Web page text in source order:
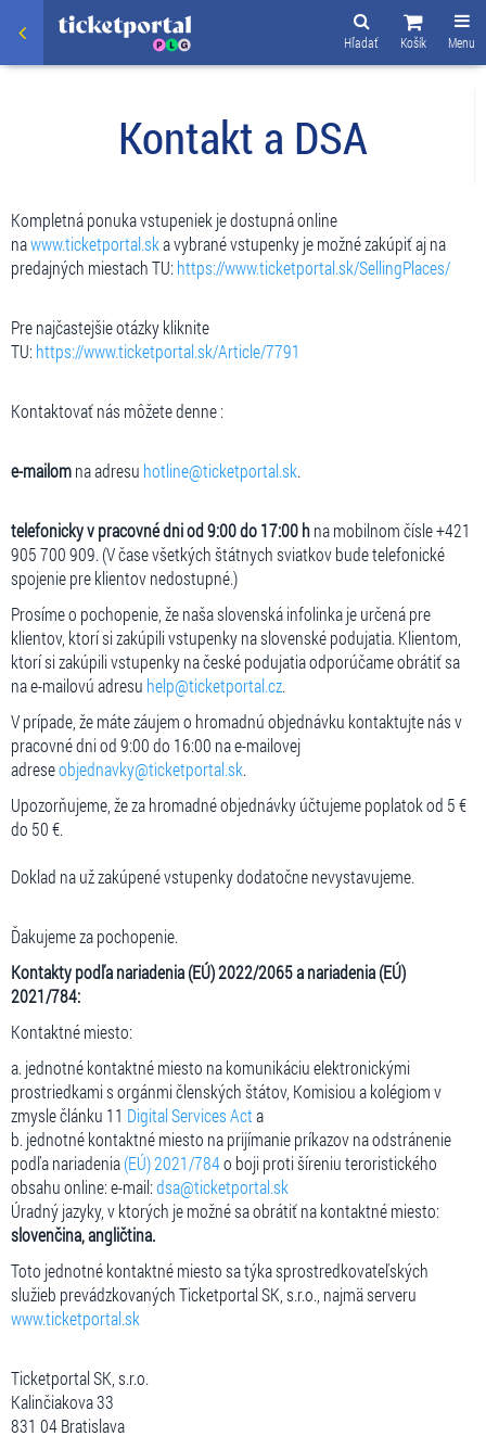
Menu
Košík
Hľadať
Kontakt a DSA
Kompletná ponuka vstupeniek je dostupná online
nawww.ticketportal.ska vybrané vstupenky je možné zakúpiť aj na
predajných miestach TU: https://www.ticketportal.sk/SellingPlaces/
Pre najčastejšie otázky kliknite
TU: https://www.ticketportal.sk/Article/7791
Kontaktovať nás môžete denne :
e-mailomna adresu hotline@ticketportal.sk.
telefonicky v pracovné dni od 9:00 do 17:00 hna mobilnom čísle +421
905 700 909. (V čase všetkých štátnych sviatkov bude telefonické
spojenie pre klientov nedostupné.)
Prosíme o pochopenie, že naša slovenská infolinka je určená pre
klientov, ktorí si zakúpili vstupenky na slovenské podujatia. Klientom,
ktorí si zakúpili vstupenky na české podujatia odporúčame obrátiť sa
na e-mailovú adresu help@ticketportal.cz.
V prípade, že máte záujem o hromadnú objednávku kontaktujte nás v
pracovné dni od 9:00 do 16:00 na e-mailovej
adreseobjednavky@ticketportal.sk.
Upozorňujeme, že za hromadné objednávky účtujeme poplatok od 5 €
do 50 €.
Doklad na už zakúpené vstupenky dodatočne nevystavujeme.
Ďakujeme za pochopenie.
Kontakty podľa nariadenia (EÚ) 2022/2065 a nariadenia (EÚ)
2021/784:
Kontaktné miesto:
a. jednotné kontaktné miesto na komunikáciu elektronickými
prostriedkami s orgánmi členských štátov, Komisiou a kolégiom v
zmysle článku 11 Digital Services Acta
b. jednotné kontaktné miesto na prijímanie príkazov na odstránenie
podľa nariadenia(EÚ) 2021/784o boji proti šíreniu teroristického
obsahu online: e-mail:dsa@ticketportal.sk
Úradný jazyky, v ktorých je možné sa obrátiť na kontaktné miesto:
slovenčina, angličtina.
Toto jednotné kontaktné miesto sa týka sprostredkovateľských
služieb prevádzkovaných Ticketportal SK, s.r.o., najmä serveru
www.ticketportal.sk
Ticketportal SK, s.r.o.
Kalinčiakova 33
831 04 Bratislava